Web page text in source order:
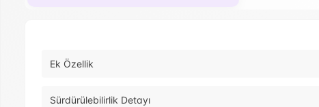
Ek Özellik
Sürdürülebilirlik Detayı